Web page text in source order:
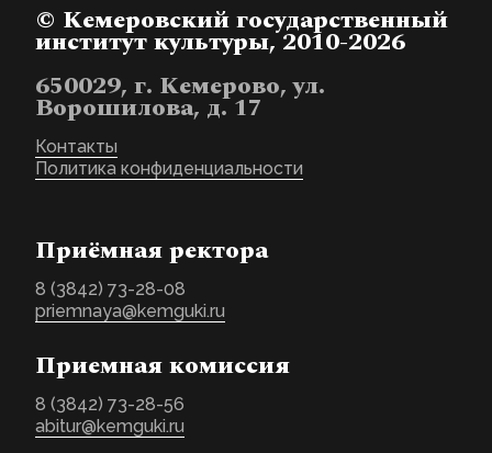
© Кемеровский государственный
институт культуры, 2010-2026
650029, г. Кемерово, ул.
Ворошилова, д. 17
Контакты
Политика конфиденциальности
Приёмная ректора
8 (3842) 73-28-08
priemnaya@kemguki.ru
Приемная комиссия
8 (3842) 73-28-56
abitur@kemguki.ru